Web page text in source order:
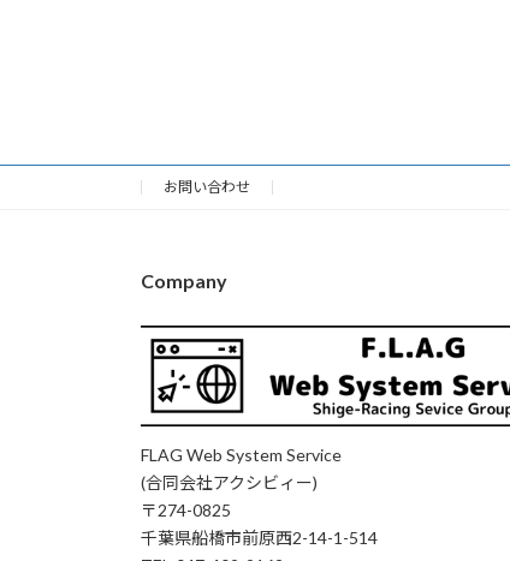
お問い合わせ
Company
FLAG Web System Service
(合同会社アクシビィー)
〒274-0825
千葉県船橋市前原西2-14-1-514